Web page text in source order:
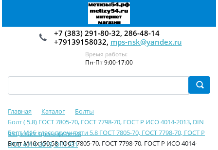
+7 (383) 291-80-32, 286-48-14
+79139158032, mps-nsk@yandex.ru
Время работы:
Пн-Пт 9:00-17:00
Главная Каталог
Болты
Болт ( 5.8) ГОСТ 7805-70, ГОСТ 7798-70, ГОСТ Р ИСО 4014-2013, DIN
931, класс прочности 5.8
Болт М16 класс прочности 5.8 ГОСТ 7805-70, ГОСТ 7798-70, ГОСТ Р
ИСО 4014-2013, DIN 931
Болт М16х150.58 ГОСТ 7805-70, ГОСТ 7798-70, ГОСТ Р ИСО 4014-